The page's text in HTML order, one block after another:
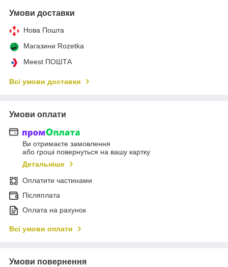
Умови доставки
Нова Пошта
Магазини Rozetka
Meest ПОШТА
Всі умови доставки
Умови оплати
Ви отримаєте замовлення
або гроші повернуться на вашу картку
Детальніше
Оплатити частинами
Післяплата
Оплата на рахунок
Всі умови оплати
Умови повернення